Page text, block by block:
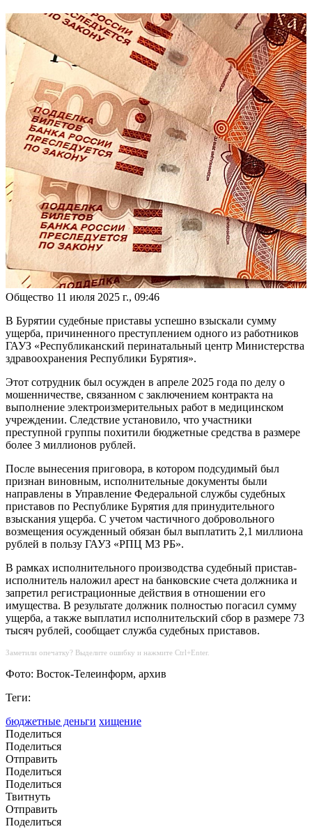
Общество 11 июля 2025 г., 09:46
В Бурятии судебные приставы успешно взыскали сумму
ущерба, причиненного преступлением одного из работников
ГАУЗ «Республиканский перинатальный центр Министерства
здравоохранения Республики Бурятия».
Этот сотрудник был осужден в апреле 2025 года по делу о
мошенничестве, связанном с заключением контракта на
выполнение электроизмерительных работ в медицинском
учреждении. Следствие установило, что участники
преступной группы похитили бюджетные средства в размере
более 3 миллионов рублей.
После вынесения приговора, в котором подсудимый был
признан виновным, исполнительные документы были
направлены в Управление Федеральной службы судебных
приставов по Республике Бурятия для принудительного
взыскания ущерба. С учетом частичного добровольного
возмещения осужденный обязан был выплатить 2,1 миллиона
рублей в пользу ГАУЗ «РПЦ МЗ РБ».
В рамках исполнительного производства судебный пристав-
исполнитель наложил арест на банковские счета должника и
запретил регистрационные действия в отношении его
имущества. В результате должник полностью погасил сумму
ущерба, а также выплатил исполнительский сбор в размере 73
тысяч рублей, сообщает служба судебных приставов.
Заметили опечатку? Выделите ошибку и нажмите Ctrl+Enter.
Фото: Восток-Телеинформ, архив
Теги:
бюджетные деньги хищение
Поделиться
Поделиться
Отправить
Поделиться
Поделиться
Твитнуть
Отправить
Поделиться